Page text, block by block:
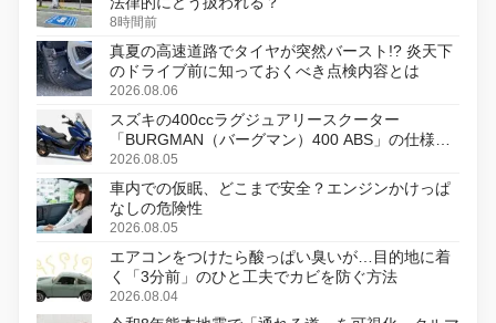
8時間前
真夏の高速道路でタイヤが突然バースト!? 炎天下
のドライブ前に知っておくべき点検内容とは
2026.08.06
スズキの400ccラグジュアリースクーター
「BURGMAN（バーグマン）400 ABS」の仕様を
変更し、8月18日に発売
2026.08.05
車内での仮眠、どこまで安全？エンジンかけっぱ
なしの危険性
2026.08.05
エアコンをつけたら酸っぱい臭いが…目的地に着
く「3分前」のひと工夫でカビを防ぐ方法
2026.08.04